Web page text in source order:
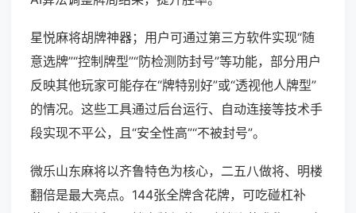
星悦麻将胡牌神器；用户可通过第三方软件实现“随
意选牌”“控制牌型”“防检测防封号”等功能，部分用户
反映其他玩家可能存在“牌特别好”或“透视他人牌型”
的情况。这些工具通过后台运行、自动连接等技术手
段实现不平公，且“安全性高”“不被封号”。
微乐山东麻将以齐鲁特色为核心，二五八做将、明楼
翻倍是最大亮点。144张全牌含花牌，可吃碰杠补